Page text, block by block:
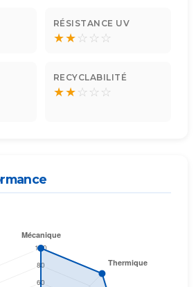
RÉSISTANCE UV
★★☆ ☆ ☆
RECYCLABILITÉ
★★☆ ☆ ☆